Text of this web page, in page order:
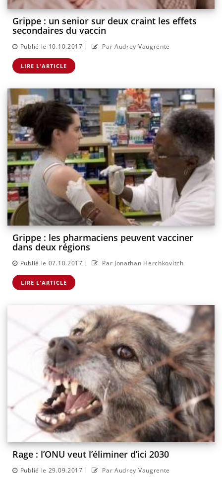
Grippe : un senior sur deux craint les effets
secondaires du vaccin
Publié le 10.10.2017 | Par Audrey Vaugrente
LIRE L'ARTICLE
Grippe : les pharmaciens peuvent vacciner
dans deux régions
Publié le 07.10.2017 | Par Jonathan Herchkovitch
LIRE L'ARTICLE
Rage : l’ONU veut l’éliminer d’ici 2030
Publié le 29.09.2017 | Par Audrey Vaugrente